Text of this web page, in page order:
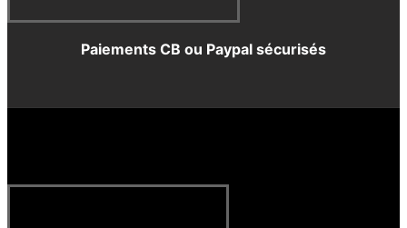
Paiements CB ou Paypal sécurisés